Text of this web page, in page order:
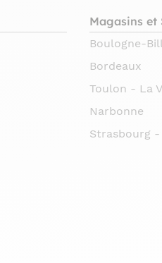
Magasins et
Boulogne-
Bordeaux
Toulon - La
Narbonne
Strasbourg